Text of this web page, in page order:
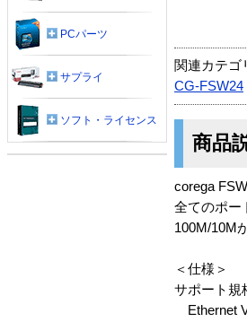
関連カテゴ
CG-FSW24
商品
corega
全てのポー
100M/10M
＜仕様＞
サポート規
Ethernet
PCパーツ
サプライ
ソフト・ライセンス